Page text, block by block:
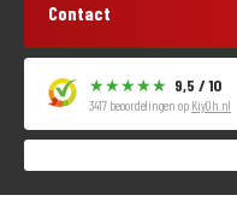
Contact
9,5 / 10
3417 beoordelingen op KiyOh.nl